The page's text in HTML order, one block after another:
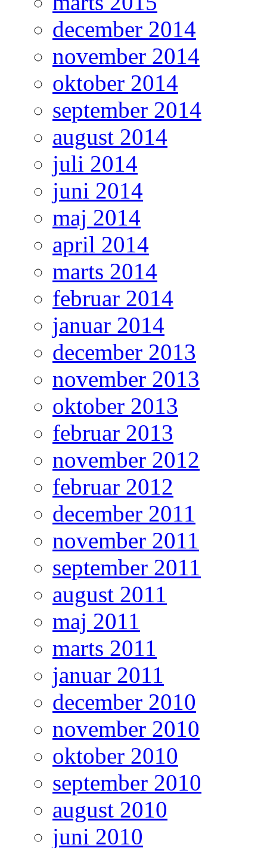
december 2014
november 2014
oktober 2014
september 2014
august 2014
juli 2014
juni 2014
maj 2014
april 2014
marts 2014
februar 2014
januar 2014
december 2013
november 2013
oktober 2013
februar 2013
november 2012
februar 2012
december 2011
november 2011
september 2011
august 2011
maj 2011
marts 2011
januar 2011
december 2010
november 2010
oktober 2010
september 2010
august 2010
juni 2010